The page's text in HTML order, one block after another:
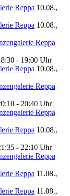
Reppa 10.08.,
Reppa 10.08.,
Reppa
- 19:00 Uhr
Reppa 10.08.,
Reppa
- 20:40 Uhr
Reppa
Reppa 10.08.,
- 22:10 Uhr
Reppa
Reppa 11.08.,
Reppa 11.08.,